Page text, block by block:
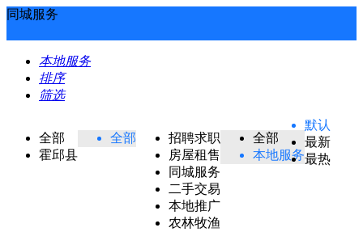
同城服务
本地服务
排序
筛选
全部
霍邱县
全部
招聘求职
房屋租售
同城服务
二手交易
本地推广
农林牧渔
全部
本地服务
默认
最新
最热